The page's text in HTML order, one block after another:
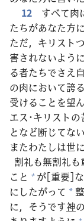
12
すべて肉
たちがあなた方に
ただ，キリスト
害されないよう
る者たちでさえ自
の肉において誇る
受けることを望
エス･キリストの
となど断じてな
またわたしは世に
割礼も無割礼も
こと + が[重要]な
にしたがって * 整
に，そうです神
+